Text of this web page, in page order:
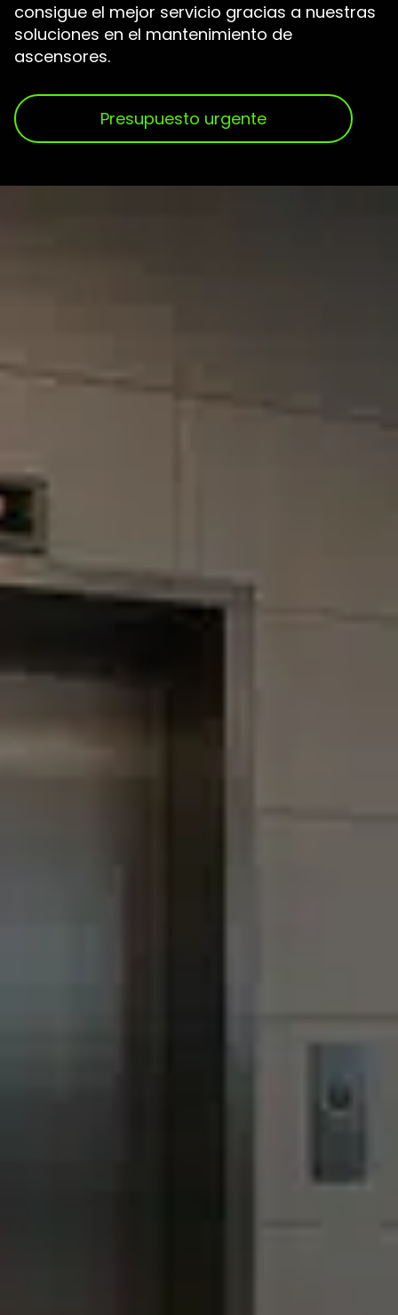
consigue el mejor servicio gracias a nuestras
soluciones en el mantenimiento de
ascensores.
Presupuesto urgente